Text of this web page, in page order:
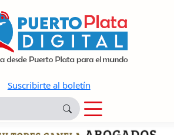
Suscribirte al boletín